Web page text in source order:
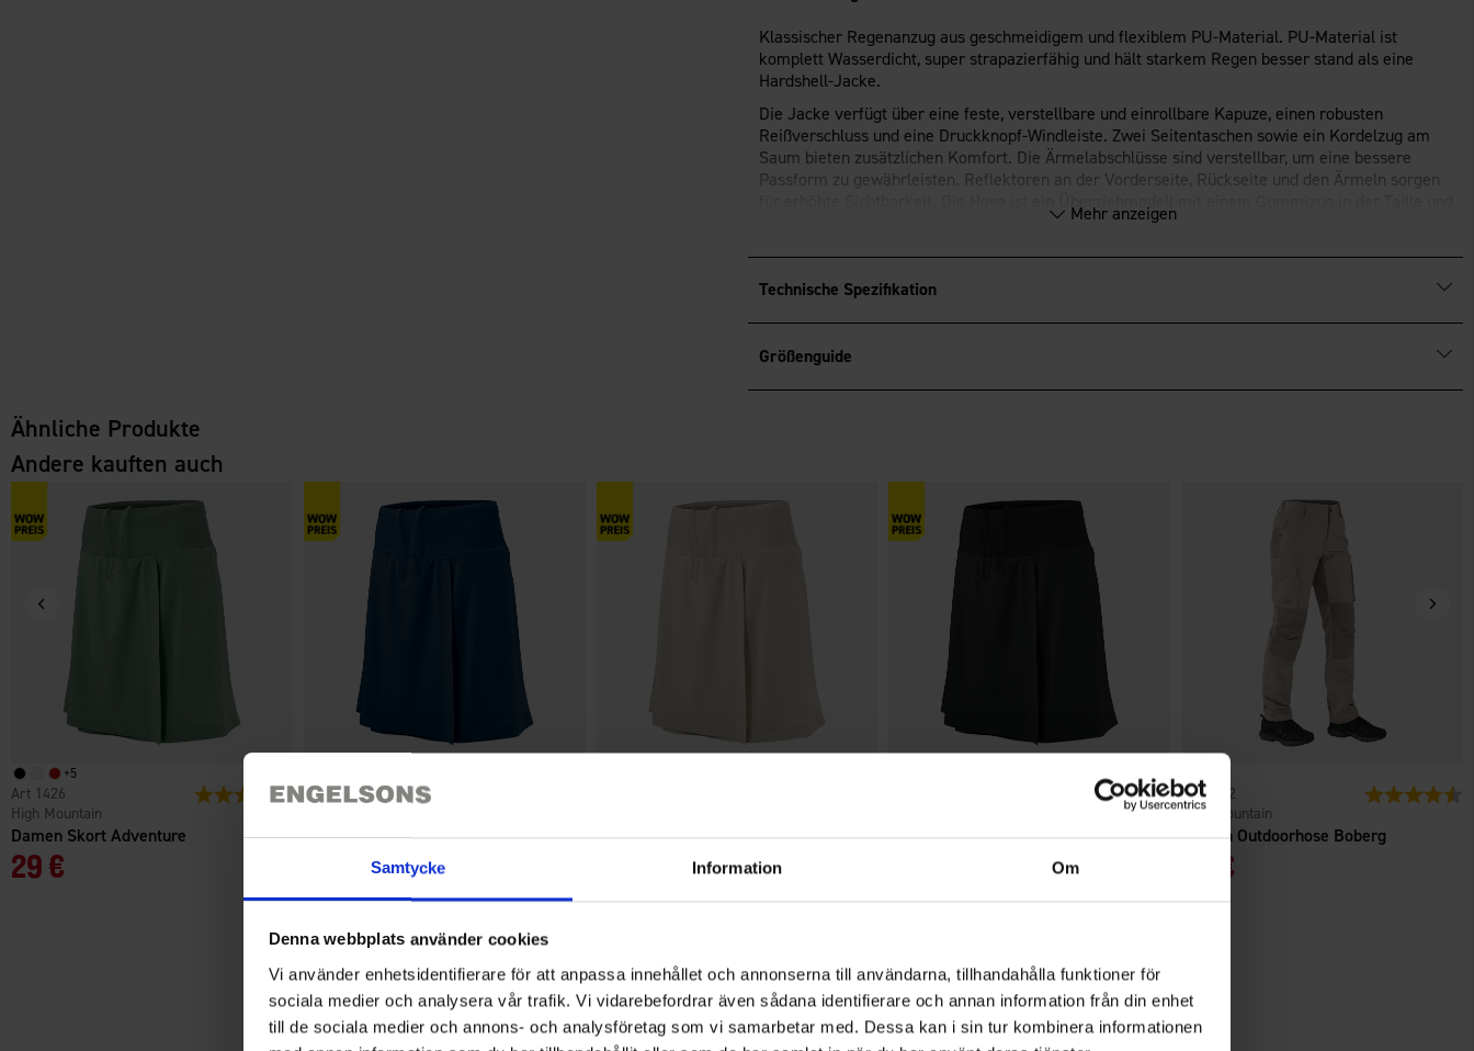
Samtycke Information Om
Denna webbplats använder cookies
Vi använder enhetsidentifierare för att anpassa innehållet och annonserna till användarna, tillhandahålla funktioner för
sociala medier och analysera vår trafik. Vi vidarebefordrar även sådana identifierare och annan information från din enhet
till de sociala medier och annons- och analysföretag som vi samarbetar med. Dessa kan i sin tur kombinera informationen
Klassischer Regenanzug aus geschmeidigem und flexiblem PU-Material. PU-Material ist
komplett Wasserdicht, super strapazierfähig und hält starkem Regen besser stand als eine
Hardshell-Jacke.
Die Jacke verfügt über eine feste, verstellbare und einrollbare Kapuze, einen robusten
Reißverschluss und eine Druckknopf-Windleiste. Zwei Seitentaschen sowie ein Kordelzug am
Saum bieten zusätzlichen Komfort. Die Ärmelabschlüsse sind verstellbar, um eine bessere
Passform zu gewährleisten. Reflektoren an der Vorderseite, Rückseite und den Ärmeln sorgen
für erhöhte Sichtbarkeit. Die Hose ist ein Überziehmodell mit einem Gummizug in der Taille und
verstellbaren Beinabschlüssen, die mit Reflektoren vorne und hinten ausgestattet sind.
OEKO-TEX Standard 100-zertifiziert.
Mehr anzeigen
Technische Spezifikation
Größenguide
Ähnliche Produkte
Andere kauften auch
+5
Damen Skort Adventure
High Mountain
1426
29 €
Bewertung: 4.7 von 5 Sternen
Damen Skort Adventure
1426
Damen Skort Adventure Damen Skort Adventure
Bewertung: 4.7 von 5 Sternen
Damen Outdoorhose Boberg
High Mountain
6732
39 €
Bewertung:
4.5